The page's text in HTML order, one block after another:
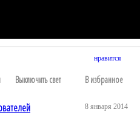
нравится
Выключить свет В избранное
8 января 2014